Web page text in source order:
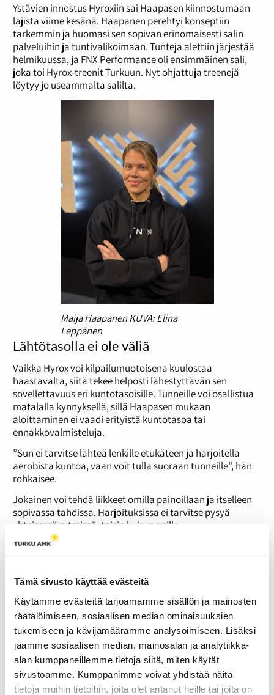
Tämä sivusto käyttää evästeitä
Käytämme evästeitä tarjoamamme sisällön ja mainosten
räätälöimiseen, sosiaalisen median ominaisuuksien
tukemiseen ja kävijämäärämme analysoimiseen. Lisäksi
jaamme sosiaalisen median, mainosalan ja analytiikka-
alan kumppaneillemme tietoja siitä, miten käytät
sivustoamme. Kumppanimme voivat yhdistää näitä
tietoja muihin tietoihin, joita olet antanut heille tai joita on
Ystävien innostus Hyroxiin sai Haapasen kiinnostumaan
lajista viime kesänä. Haapanen perehtyi konseptiin
tarkemmin ja huomasi sen sopivan erinomaisesti salin
palveluihin ja tuntivalikoimaan. Tunteja alettiin järjestää
helmikuussa, ja FNX Performance oli ensimmäinen sali,
joka toi Hyrox-treenit Turkuun. Nyt ohjattuja treenejä
löytyy jo useammalta salilta.
Maija Haapanen KUVA: Elina
Leppänen
Lähtötasolla ei ole väliä
Vaikka Hyrox voi kilpailumuotoisena kuulostaa
haastavalta, siitä tekee helposti lähestyttävän sen
sovellettavuus eri kuntotasoisille. Tunneille voi osallistua
matalalla kynnyksellä, sillä Haapasen mukaan
aloittaminen ei vaadi erityistä kuntotasoa tai
ennakkovalmisteluja.
”Sun ei tarvitse lähteä lenkille etukäteen ja harjoitella
aerobista kuntoa, vaan voit tulla suoraan tunneille”, hän
rohkaisee.
Jokainen voi tehdä liikkeet omilla painoillaan ja itselleen
sopivassa tahdissa. Harjoituksissa ei tarvitse pysyä
yhteisessä rytmissä, toisin kuin monilla
ryhmäliikuntatunneilla.
Osa saleista järjestää alkeiskursseja, joissa opetellaan
Alkeiskurssi ei ole pakollinen, mutta Haapasen mukaan
hyödyllinen aloittelijoille.
Haapanen kertoo, että Hyrox-lisensoituna salina heidän
tuntinsa toteutetaan Hyroxin virallisen ohjelmoinnin
mukaisesti. Tuntivalikoimasta löytyy matalan kynnyksen
tunteja, joilla tehdään lyhytkestoisia harjoituksia,
aerobiseen kuntoon keskittyviä tunteja sekä raskaimpiin
voimaliikkeisiin painottuvia tunteja.